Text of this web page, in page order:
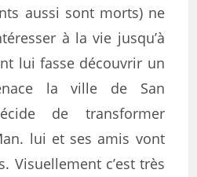
aussi sont morts) ne
à la vie jusqu’à
lui fasse découvrir un
la ville de San
de transformer
lui et ses amis vont
Visuellement c’est très